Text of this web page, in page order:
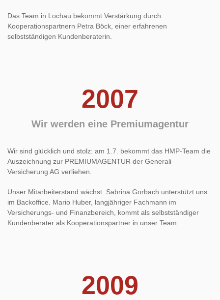
Das Team in Lochau bekommt Verstärkung durch
Kooperationspartnern Petra Böck, einer erfahrenen
selbstständigen Kundenberaterin.
2007
Wir werden eine Premiumagentur
Wir sind glücklich und stolz: am 1.7. bekommt das HMP-Team die
Auszeichnung zur PREMIUMAGENTUR der Generali
Versicherung AG verliehen.
Unser Mitarbeiterstand wächst. Sabrina Gorbach unterstützt uns
im Backoffice. Mario Huber, langjähriger Fachmann im
Versicherungs- und Finanzbereich, kommt als selbstständiger
Kundenberater als Kooperationspartner in unser Team.
2009